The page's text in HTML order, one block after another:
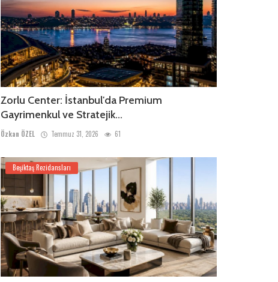
Zorlu Center: İstanbul'da Premium
Gayrimenkul ve Stratejik...
Özkan ÖZEL Temmuz 31, 2026 61
Beşiktaş Rezidansları